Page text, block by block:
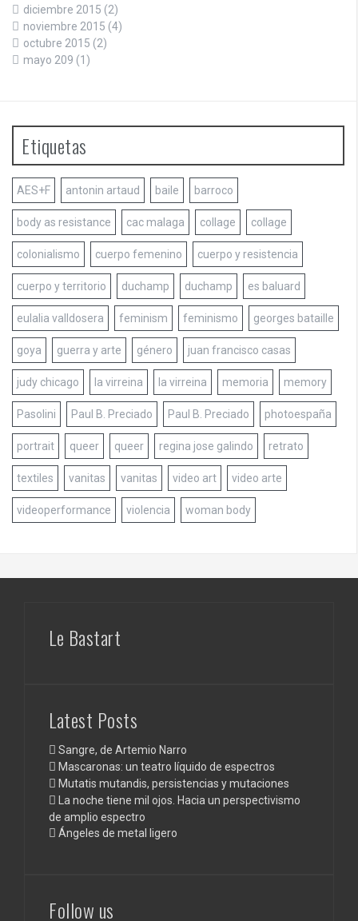
diciembre 2015 (2)
noviembre 2015 (4)
octubre 2015 (2)
mayo 209 (1)
Etiquetas
AES+F antonin artaud baile barroco
body as resistance cac malaga collage collage
colonialismo cuerpo femenino cuerpo y resistencia
cuerpo y territorio duchamp duchamp es baluard
eulalia valldosera feminism feminismo georges bataille
goya guerra y arte género juan francisco casas
judy chicago la virreina la virreina memoria memory
Pasolini Paul B. Preciado Paul B. Preciado photoespaña
portrait queer queer regina jose galindo retrato
textiles vanitas vanitas video art video arte
videoperformance violencia woman body
Le Bastart
Latest Posts
Sangre, de Artemio Narro
Mascaronas: un teatro líquido de espectros
Mutatis mutandis, persistencias y mutaciones
La noche tiene mil ojos. Hacia un perspectivismo
de amplio espectro
Ángeles de metal ligero
Follow us